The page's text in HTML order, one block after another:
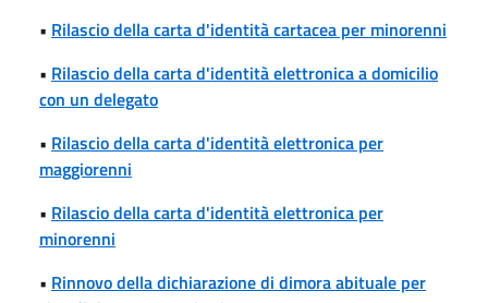
• Rilascio della carta d'identità cartacea per minorenni
• Rilascio della carta d'identità elettronica a domicilio
con un delegato
• Rilascio della carta d'identità elettronica per
maggiorenni
• Rilascio della carta d'identità elettronica per
minorenni
• Rinnovo della dichiarazione di dimora abituale per